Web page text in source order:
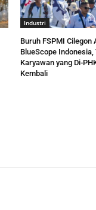
Industri
Buruh FSPMI Cilegon
BlueScope Indonesia,
Karyawan yang Di-
Kembali